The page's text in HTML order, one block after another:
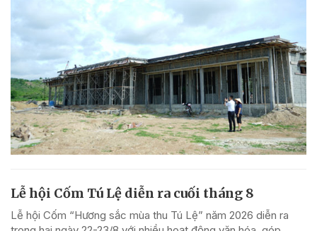
Lễ hội Cốm Tú Lệ diễn ra cuối tháng 8
Lễ hội Cốm “Hương sắc mùa thu Tú Lệ” năm 2026 diễn ra